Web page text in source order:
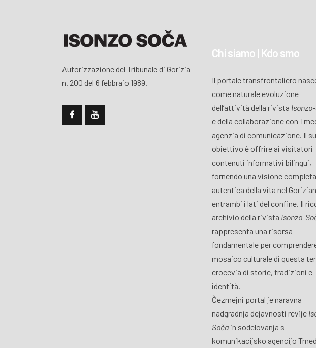
Autorizzazione del Tribunale di Gorizia
n. 200 del 6 febbraio 1989.
Chi siamo | Kdo smo
Il portale transfrontaliero
come naturale evoluzione
dell’attività della rivista
e della collaborazione con
agenzia di comunicazione. Il
obiettivo è offrire ai visitatori
contenuti informativi bilingui,
fornendo una visione
autentica della vita nel
entrambi i lati del confine. Il
archivio della rivista Isonzo-
rappresenta una risorsa
fondamentale per
mosaico culturale di questa
crocevia di storie, tradizioni e
identità.
Čezmejni portal je naravna
nadgradnja dejavnosti revije
Soča in sodelovanja s
komunikacijsko agencijo